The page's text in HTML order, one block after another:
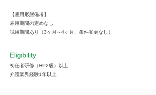
【雇用形態備考】
雇用期間の定めなし
試用期間あり（3ヶ月～4ヶ月、条件変更なし）
Eligibility
初任者研修（HP2級）以上
介護業界経験1年以上